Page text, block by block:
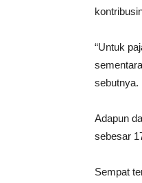
“Untuk
sebutnya.
Adapun
sebesar
Sempat